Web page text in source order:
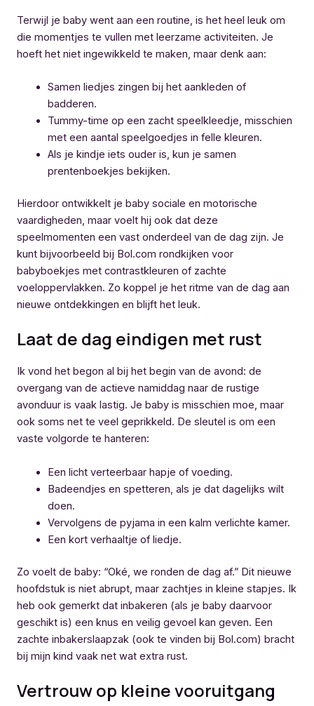
Terwijl je baby went aan een routine, is het heel leuk om
die momentjes te vullen met leerzame activiteiten. Je
hoeft het niet ingewikkeld te maken, maar denk aan:
Samen liedjes zingen bij het aankleden of
badderen.
Tummy-time op een zacht speelkleedje, misschien
met een aantal speelgoedjes in felle kleuren.
Als je kindje iets ouder is, kun je samen
prentenboekjes bekijken.
Hierdoor ontwikkelt je baby sociale en motorische
vaardigheden, maar voelt hij ook dat deze
speelmomenten een vast onderdeel van de dag zijn. Je
kunt bijvoorbeeld bij Bol.com rondkijken voor
babyboekjes met contrastkleuren of zachte
voeloppervlakken. Zo koppel je het ritme van de dag aan
nieuwe ontdekkingen en blijft het leuk.
Laat de dag eindigen met rust
Ik vond het begon al bij het begin van de avond: de
overgang van de actieve namiddag naar de rustige
avonduur is vaak lastig. Je baby is misschien moe, maar
ook soms net te veel geprikkeld. De sleutel is om een
vaste volgorde te hanteren:
Een licht verteerbaar hapje of voeding.
Badeendjes en spetteren, als je dat dagelijks wilt
doen.
Vervolgens de pyjama in een kalm verlichte kamer.
Een kort verhaaltje of liedje.
Zo voelt de baby: “Oké, we ronden de dag af.” Dit nieuwe
hoofdstuk is niet abrupt, maar zachtjes in kleine stapjes. Ik
heb ook gemerkt dat inbakeren (als je baby daarvoor
geschikt is) een knus en veilig gevoel kan geven. Een
zachte inbakerslaapzak (ook te vinden bij Bol.com) bracht
bij mijn kind vaak net wat extra rust.
Vertrouw op kleine vooruitgang